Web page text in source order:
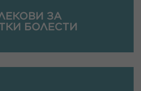
ЗА
БОЛЕСТИ